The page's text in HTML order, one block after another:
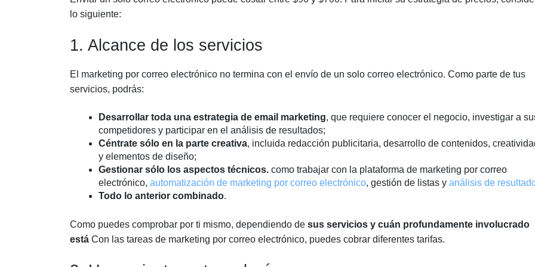
lo siguiente:
1. Alcance de los servicios
El marketing por correo electrónico no termina con el envío de un solo correo electrónico. Como parte de tus
servicios, podrás:
Desarrollar toda una estrategia de email marketing, que requiere conocer el negocio, investigar a
competidores y participar en el análisis de resultados;
Céntrate sólo en la parte creativa, incluida redacción publicitaria, desarrollo de contenidos,
y elementos de diseño;
Gestionar sólo los aspectos técnicos. como trabajar con la plataforma de marketing por correo
electrónico, automatización de marketing por correo electrónico, gestión de listas y análisis de
Todo lo anterior combinado.
Como puedes comprobar por ti mismo, dependiendo de sus servicios y cuán profundamente involucrado
está Con las tareas de marketing por correo electrónico, puedes cobrar diferentes tarifas.